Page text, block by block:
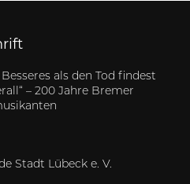
Besseres als den Tod findest
– 200 Jahre Bremer
Stadt Lübeck e. V.